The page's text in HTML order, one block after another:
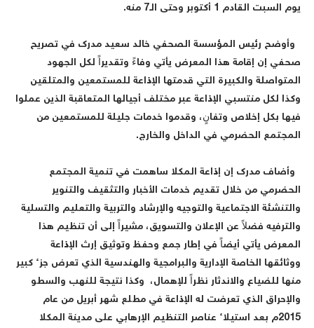
السبت القادم 1 أكتوبر وحتى الـ7 منه.
رئيس المؤسسة الصحفي خالد سعيد مدرك في تصريح
إن إقامة هذا المعرض يأتي وفاءً وتقديراً لكل الجهود
والكبيرة التي قدمتها الإذاعة للمستمعين والمتلقين
لكل منتسبي الإذاعة عبر مختلف أجيالها المتعاقبة الذين عملوا
بكل إخلاص وتفانٍ، وقدموا خدمات جليلة للمستمعين من
الحضرمي في الداخل والخارج.
مدرك إن إذاعة المكلا ساهمت في تنمية المجتمع
من خلال تقديم خدمات الأخبار والتثقيف والتنوير
الاجتماعية والتوجيه والإرشاد والتربية والتعليم والتسلية
فضلاً عن الإعلان والتسويق، مشيراً إلى أن تنظيم هذا
يأتي أيضاً في إطار جمع وحفظ وتوثيق إرث الإذاعة
الخاصة الإدارية والبرامجية والهندسية الذي تعرض جزء كبير
للضياع والاندثار نظراً للإهمال، وكذا نتيجة للنهب والسطو
الذي تعرضت له الإذاعة في مطلع شهر أبريل من عام
2015م بعد استيلاء عناصر التنظيم الإرهابي على مدينة المكلا